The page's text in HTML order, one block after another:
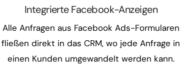
Integrierte Facebook-Anzeigen
Alle Anfragen aus Facebook Ads-Formularen
fließen direkt in das CRM, wo jede Anfrage in
einen Kunden umgewandelt werden kann.